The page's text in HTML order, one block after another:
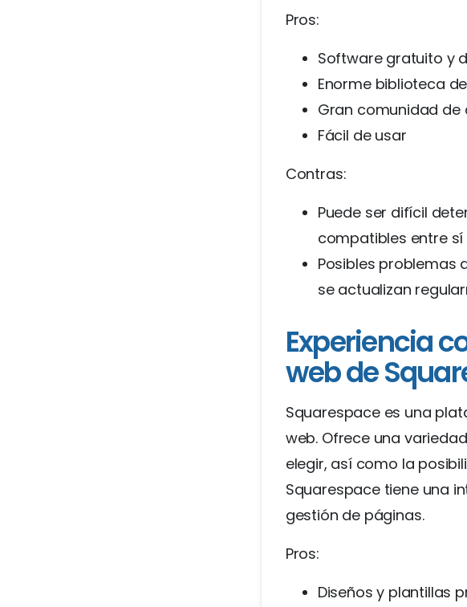
Pros:
Software gratuito y
Enorme biblioteca
Gran comunidad de
Fácil de usar
Contras:
Puede ser difícil
compatibles entre sí
Posibles problemas
se actualizan
Experiencia
web de
Squarespace es una
web. Ofrece una
elegir, así como la
Squarespace tiene una
gestión de páginas.
Pros:
Diseños y plantillas